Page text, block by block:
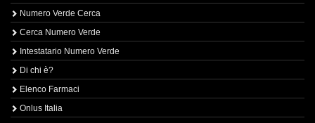
Numero Verde Cerca
Cerca Numero Verde
Intestatario Numero Verde
Di chi è?
Elenco Farmaci
Onlus Italia